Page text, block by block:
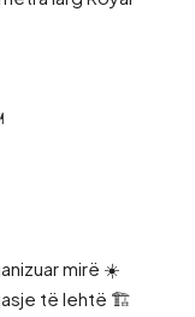
mirë ☀️
të lehtë 🏗️